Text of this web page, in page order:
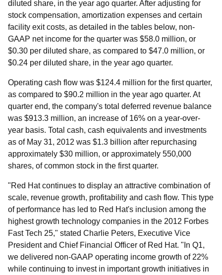
diluted share, in the year ago quarter. After adjusting for
stock compensation, amortization expenses and certain
facility exit costs, as detailed in the tables below, non-
GAAP net income for the quarter was $58.0 million, or
$0.30 per diluted share, as compared to $47.0 million, or
$0.24 per diluted share, in the year ago quarter.
Operating cash flow was $124.4 million for the first quarter,
as compared to $90.2 million in the year ago quarter. At
quarter end, the company's total deferred revenue balance
was $913.3 million, an increase of 16% on a year-over-
year basis. Total cash, cash equivalents and investments
as of May 31, 2012 was $1.3 billion after repurchasing
approximately $30 million, or approximately 550,000
shares, of common stock in the first quarter.
"Red Hat continues to display an attractive combination of
scale, revenue growth, profitability and cash flow. This type
of performance has led to Red Hat's inclusion among the
highest growth technology companies in the 2012 Forbes
Fast Tech 25," stated Charlie Peters, Executive Vice
President and Chief Financial Officer of Red Hat. "In Q1,
we delivered non-GAAP operating income growth of 22%
while continuing to invest in important growth initiatives in